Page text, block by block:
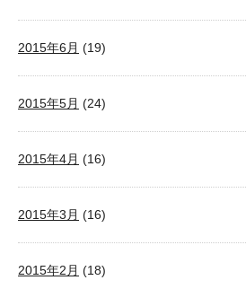
2015年6月 (19)
2015年5月 (24)
2015年4月 (16)
2015年3月 (16)
2015年2月 (18)